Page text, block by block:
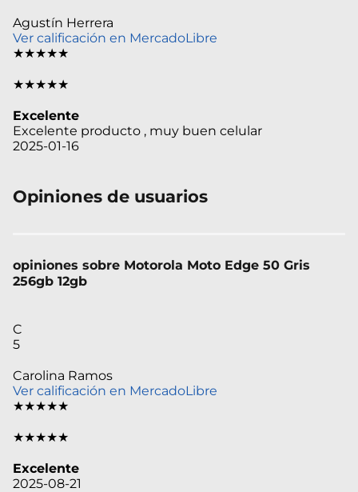
Agustín Herrera
Ver calificación en MercadoLibre
★★★★★
★★★★★
Excelente
Excelente producto , muy buen celular
2025-01-16
Opiniones de usuarios
opiniones sobre Motorola Moto Edge 50 Gris
256gb 12gb
C
5
Carolina Ramos
Ver calificación en MercadoLibre
★★★★★
★★★★★
Excelente
2025-08-21